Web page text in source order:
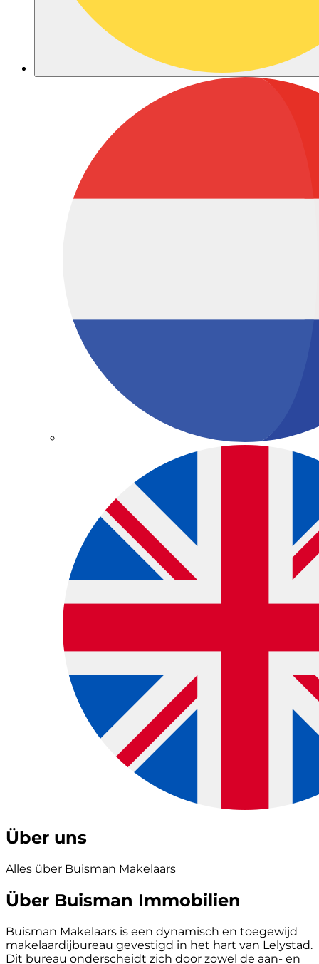
Über uns
Alles über Buisman Makelaars
Über Buisman Immobilien
Buisman Makelaars is een dynamisch en toegewijd
makelaardijbureau gevestigd in het hart van Lelystad.
Dit bureau onderscheidt zich door zowel de aan- en